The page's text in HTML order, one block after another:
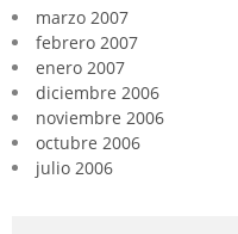
marzo 2007
febrero 2007
enero 2007
diciembre 2006
noviembre 2006
octubre 2006
julio 2006